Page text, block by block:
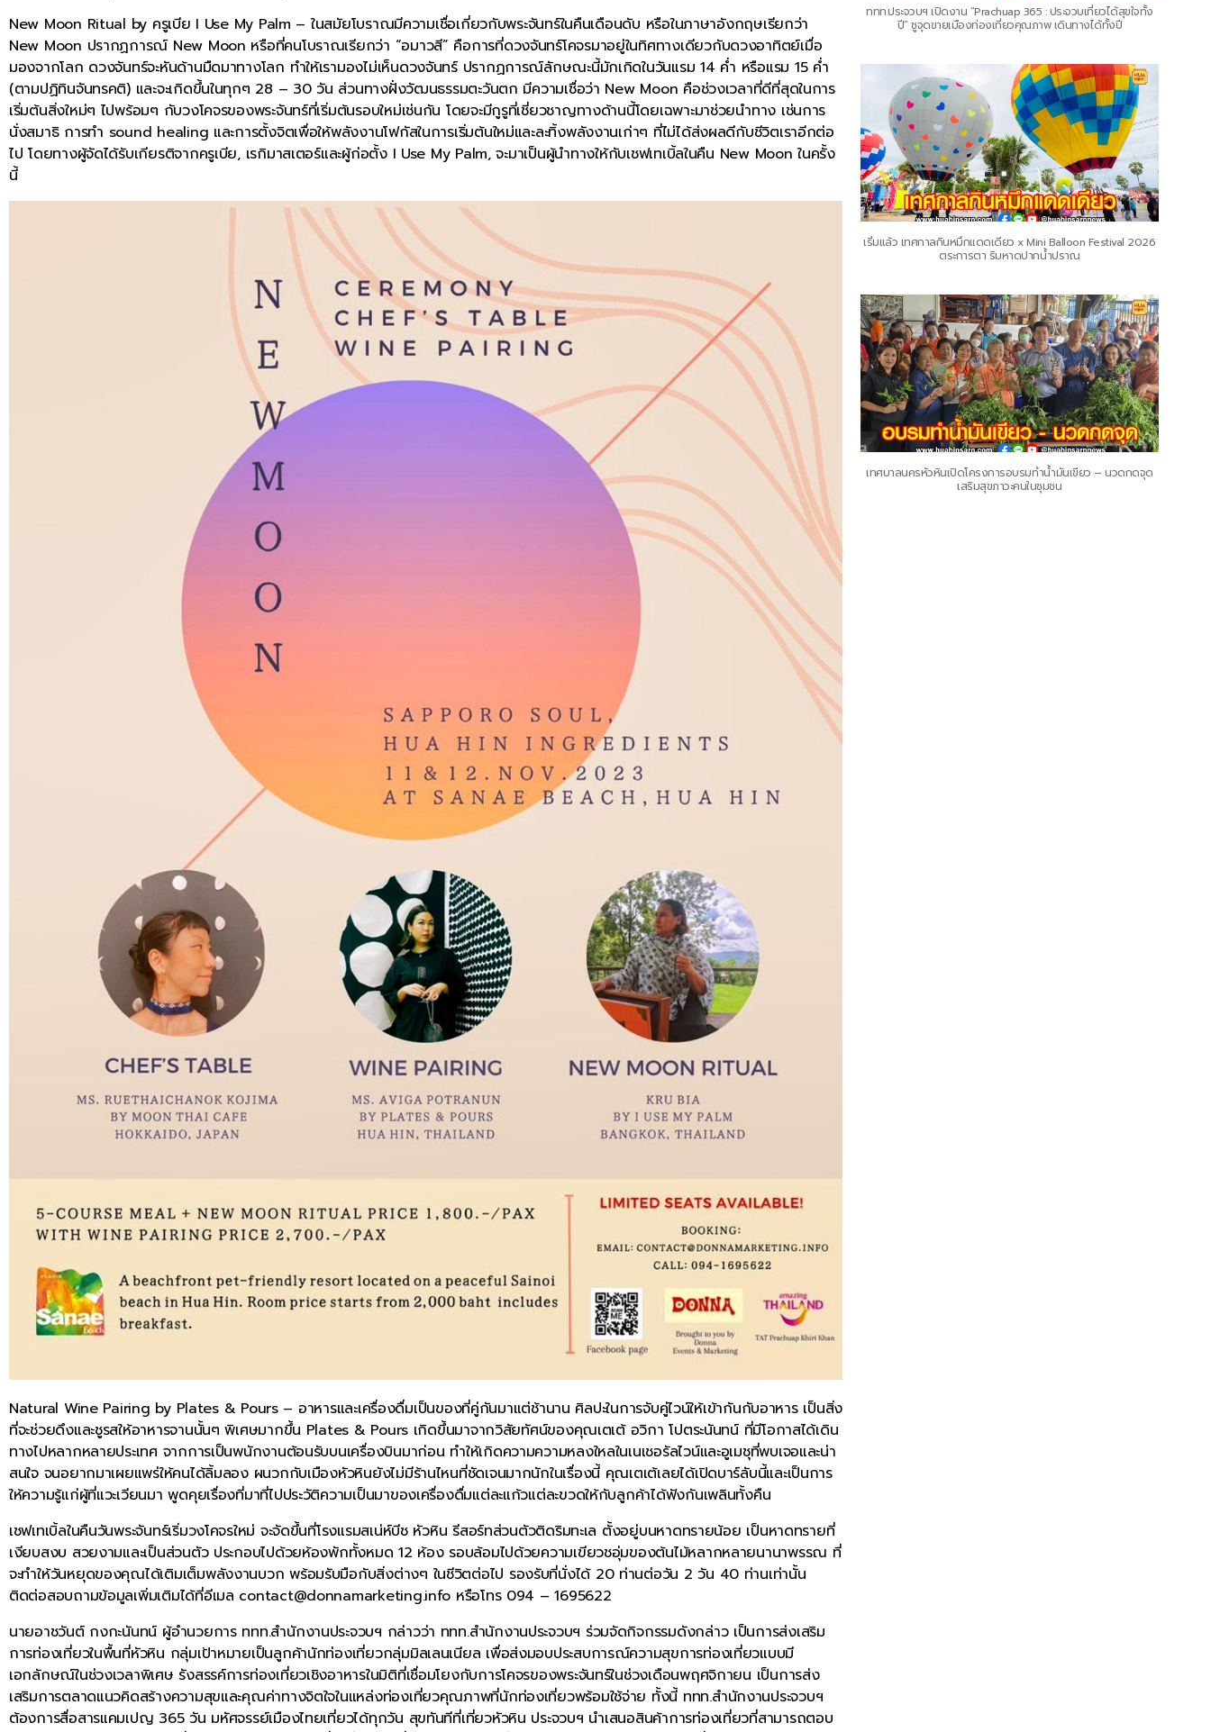
New Moon Ritual by ครูเบีย I Use My Palm – ในสมัยโบราณมีความเชื่อเกี่ยวกับพระจันทร์ในคืนเดือนดับ หรือในภาษาอังกฤษเรียกว่า
New Moon ปรากฏการณ์ New Moon หรือที่คนโบราณเรียกว่า “อมาวสี” คือการที่ดวงจันทร์โคจรมาอยู่ในทิศทางเดียวกับดวงอาทิตย์เมื่อ
มองจากโลก ดวงจันทร์จะหันด้านมืดมาทางโลก ทำให้เรามองไม่เห็นดวงจันทร์ ปรากฏการณ์ลักษณะนี้มักเกิดในวันแรม 14 ค่ำ หรือแรม 15 ค่ำ
(ตามปฏิทินจันทรคติ) และจะเกิดขึ้นในทุกๆ 28 – 30 วัน ส่วนทางฝั่งวัฒนธรรมตะวันตก มีความเชื่อว่า New Moon คือช่วงเวลาที่ดีที่สุดในการ
เริ่มต้นสิ่งใหม่ๆ ไปพร้อมๆ กับวงโคจรของพระจันทร์ที่เริ่มต้นรอบใหม่เช่นกัน โดยจะมีกูรูที่เชี่ยวชาญทางด้านนี้โดยเฉพาะมาช่วยนำทาง เช่นการ
นั่งสมาธิ การทำ sound healing และการตั้งจิตเพื่อให้พลังงานโฟกัสในการเริ่มต้นใหม่และละทิ้งพลังงานเก่าๆ ที่ไม่ได้ส่งผลดีกับชีวิตเราอีกต่อ
ไป โดยทางผู้จัดได้รับเกียรติจากครูเบีย, เรกิมาสเตอร์และผู้ก่อตั้ง I Use My Palm, จะมาเป็นผู้นำทางให้กับเชฟเทเบิ้ลในคืน New Moon ในครั้ง
นี้
Natural Wine Pairing by Plates & Pours – อาหารและเครื่องดื่มเป็นของที่คู่กันมาแต่ช้านาน ศิลปะในการจับคู่ไวน์ให้เข้ากันกับอาหาร เป็นสิ่ง
ที่จะช่วยดึงและชูรสให้อาหารจานนั้นๆ พิเศษมากขึ้น Plates & Pours เกิดขึ้นมาจากวิสัยทัศน์ของคุณเตเต้ อวิกา โปตระนันทน์ ที่มีโอกาสได้เดิน
ทางไปหลากหลายประเทศ จากการเป็นพนักงานต้อนรับบนเครื่องบินมาก่อน ทำให้เกิดความความหลงใหลในเนเชอรัลไวน์และอูเมชุที่พบเจอและน่า
สนใจ จนอยากมาเผยแพร่ให้คนได้ลิ้มลอง ผนวกกับเมืองหัวหินยังไม่มีร้านไหนที่ชัดเจนมากนักในเรื่องนี้ คุณเตเต้เลยได้เปิดบาร์ลับนี้และเป็นการ
ให้ความรู้แก่ผู้ที่แวะเวียนมา พูดคุยเรื่องที่มาที่ไปประวัติความเป็นมาของเครื่องดื่มแต่ละแก้วแต่ละขวดให้กับลูกค้าได้ฟังกันเพลินทั้งคืน
เชฟเทเบิ้ลในคืนวันพระจันทร์เริ่มวงโคจรใหม่ จะจัดขึ้นที่โรงแรมสเน่ห์บีช หัวหิน รีสอร์ทส่วนตัวติดริมทะเล ตั้งอยู่บนหาดทรายน้อย เป็นหาดทรายที่
เงียบสงบ สวยงามและเป็นส่วนตัว ประกอบไปด้วยห้องพักทั้งหมด 12 ห้อง รอบล้อมไปด้วยความเขียวชอุ่มของต้นไม้หลากหลายนานาพรรณ ที่
จะทำให้วันหยุดของคุณได้เติมเต็มพลังงานบวก พร้อมรับมือกับสิ่งต่างๆ ในชีวิตต่อไป รองรับที่นั่งได้ 20 ท่านต่อวัน 2 วัน 40 ท่านเท่านั้น
ติดต่อสอบถามข้อมูลเพิ่มเติมได้ที่อีเมล contact@donnamarketing.info หรือโทร 094 – 1695622
นายอาชวันต์ กงกะนันทน์ ผู้อำนวยการ ททท.สำนักงานประจวบฯ กล่าวว่า ททท.สำนักงานประจวบฯ ร่วมจัดกิจกรรมดังกล่าว เป็นการส่งเสริม
การท่องเที่ยวในพื้นที่หัวหิน กลุ่มเป้าหมายเป็นลูกค้านักท่องเที่ยวกลุ่มมิลเลนเนียล เพื่อส่งมอบประสบการณ์ความสุขการท่องเที่ยวแบบมี
เอกลักษณ์ในช่วงเวลาพิเศษ รังสรรค์การท่องเที่ยวเชิงอาหารในมิติที่เชื่อมโยงกับการโคจรของพระจันทร์ในช่วงเดือนพฤศจิกายน เป็นการส่ง
เสริมการตลาดแนวคิดสร้างความสุขและคุณค่าทางจิตใจในแหล่งท่องเที่ยวคุณภาพที่นักท่องเที่ยวพร้อมใช้จ่าย ทั้งนี้ ททท.สำนักงานประจวบฯ
ต้องการสื่อสารแคมเปญ 365 วัน มหัศจรรย์เมืองไทยเที่ยวได้ทุกวัน สุขทันทีที่เที่ยวหัวหิน ประจวบฯ นำเสนอสินค้าการท่องเที่ยวที่สามารถตอบ
ททท.ประจวบฯ เปิดงาน “Prachuap 365 : ประจวบเที่ยวได้สุขใจทั้ง
ปี” ชูจุดขายเมืองท่องเที่ยวคุณภาพ เดินทางได้ทั้งปี
เริ่มแล้ว เทศกาลกินหมึกแดดเดียว x Mini Balloon Festival 2026
ตระการตา ริมหาดปากน้ำปราณ
เทศบาลนครหัวหินเปิดโครงการอบรมทำน้ำมันเขียว – นวดกดจุด
เสริมสุขภาวะคนในชุมชน